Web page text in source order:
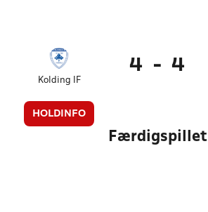
Kolding IF
HOLDINFO
4 - 4
Færdigspillet